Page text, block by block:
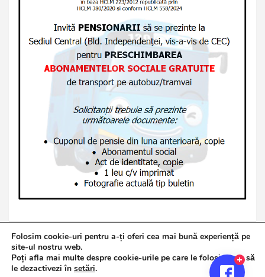
Copyright © 2026Jurnalul de Brăila
Folosim cookie-uri pentru a-ți oferi cea mai bună experiență pe
site-ul nostru web.
Poți afla mai multe despre cookie-urile pe care le folosim sau să
le dezactivezi în setări.